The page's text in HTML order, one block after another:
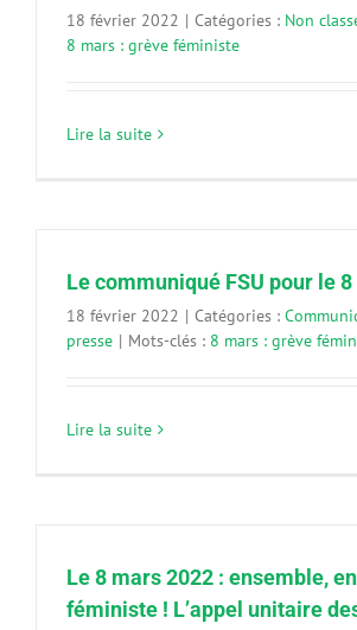
18 février 2022 | Catégories : Non
8 mars : grève féministe
Lire la suite
Le communiqué FSU pour le
18 février 2022 | Catégories :
presse | Mots-clés : 8 mars : grève
Lire la suite
Le 8 mars 2022 : ensemble,
féministe ! L’appel unitaire